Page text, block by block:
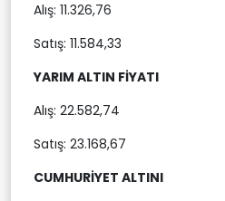
Alış: 11.326,76
Satış: 11.584,33
YARIM ALTIN FİYATI
Alış: 22.582,74
Satış: 23.168,67
CUMHURİYET ALTINI